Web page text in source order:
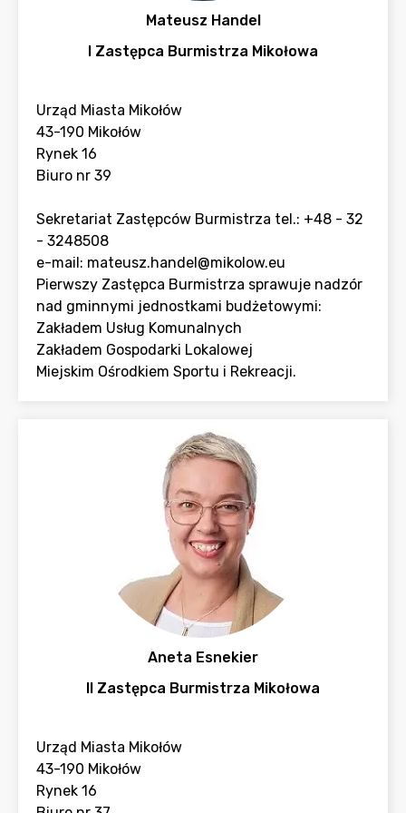
Mateusz Handel
I Zastępca Burmistrza Mikołowa
Urząd Miasta Mikołów
43-190 Mikołów
Rynek 16
Biuro nr 39
Sekretariat Zastępców Burmistrza tel.: +48 - 32
- 3248508
e-mail: mateusz.handel@mikolow.eu
Pierwszy Zastępca Burmistrza sprawuje nadzór
nad gminnymi jednostkami budżetowymi:
Zakładem Usług Komunalnych
Zakładem Gospodarki Lokalowej
Miejskim Ośrodkiem Sportu i Rekreacji.
Aneta Esnekier
II Zastępca Burmistrza Mikołowa
Urząd Miasta Mikołów
43-190 Mikołów
Rynek 16